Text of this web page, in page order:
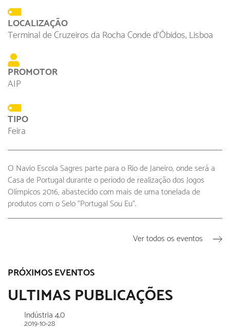
LOCALIZAÇÃO
Terminal de Cruzeiros da Rocha Conde d'Óbidos, Lisboa
PROMOTOR
AIP
TIPO
Feira
O Navio Escola Sagres parte para o Rio de Janeiro, onde será a
Casa de Portugal durante o período de realização dos Jogos
Olímpicos 2016, abastecido com mais de uma tonelada de
produtos com o Selo "Portugal Sou Eu".
Ver todos os eventos
PRÓXIMOS EVENTOS
ULTIMAS PUBLICAÇÕES
Indústria 4.0
2019-10-28